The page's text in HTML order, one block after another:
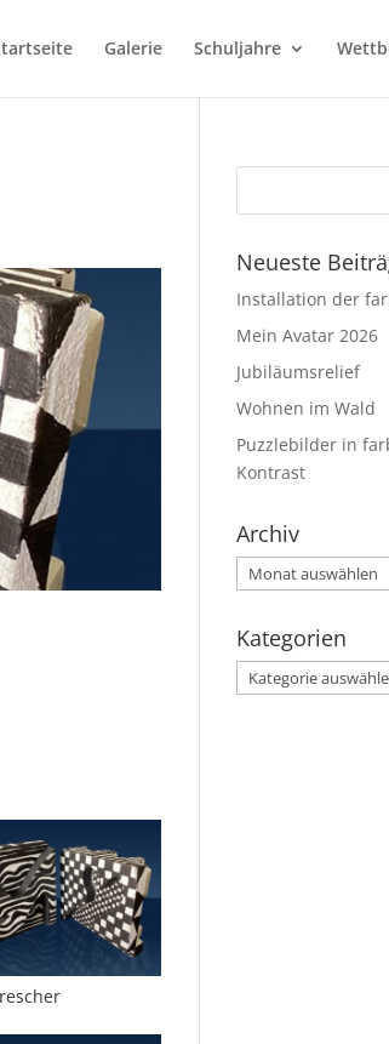
Galerie Schuljahre
Neueste
Installation der
Mein Avatar 2026
Jubiläumsrelief
Wohnen im Wald
Puzzlebilder in
Kontrast
Archiv
Archiv
Kategorien
Kategorien